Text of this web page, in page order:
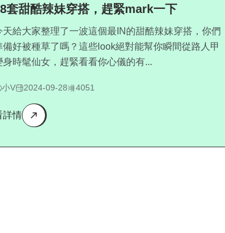
套甜酷辣妹穿搭，趕緊mark一下
天給大家整理了一波這個最IN的甜酷辣妹穿搭，你們
備好被種草了嗎？這些look絕對能幫你瞬間從路人甲
身時髦仙女，趕緊看看你心儀的有...
小V 2024-09-28 4051
詳情